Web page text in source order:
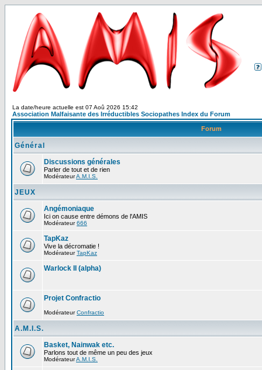
La date/heure actuelle est 07 Aoû 2026 15:42
Association Malfaisante des Irréductibles Sociopathes Index du Forum
Forum
Général
Discussions générales
Parler de tout et de rien
ModérateurA.M.I.S.
JEUX
Angémoniaque
Ici on cause entre démons de l'AMIS
Modérateur666
TapKaz
Vive la décromatie !
ModérateurTapKaz
Warlock II (alpha)
Projet Confractio
ModérateurConfractio
A.M.I.S.
Basket, Nainwak etc.
Parlons tout de même un peu des jeux
ModérateurA.M.I.S.